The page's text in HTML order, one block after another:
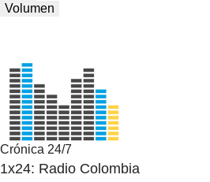
Volumen
Crónica 24/7
1x24: Radio Colombia